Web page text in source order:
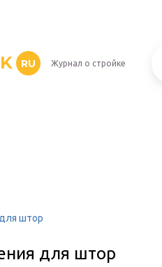
RU Журнал о стройке
штор
для штор